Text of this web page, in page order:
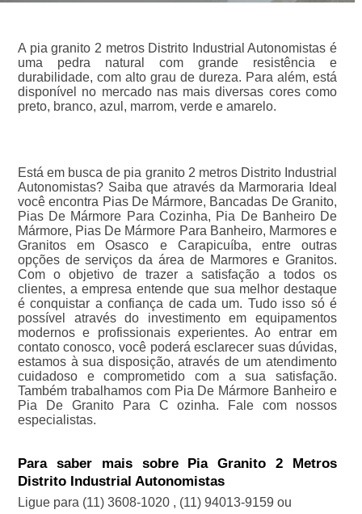
A pia granito 2 metros Distrito Industrial Autonomistas é
uma pedra natural com grande resistência e
durabilidade, com alto grau de dureza. Para além, está
disponível no mercado nas mais diversas cores como
preto, branco, azul, marrom, verde e amarelo.
Está em busca de pia granito 2 metros Distrito Industrial
Autonomistas? Saiba que através da Marmoraria Ideal
você encontra Pias De Mármore, Bancadas De Granito,
Pias De Mármore Para Cozinha, Pia De Banheiro De
Mármore, Pias De Mármore Para Banheiro, Marmores e
Granitos em Osasco e Carapicuíba, entre outras
opções de serviços da área de Marmores e Granitos.
Com o objetivo de trazer a satisfação a todos os
clientes, a empresa entende que sua melhor destaque
é conquistar a confiança de cada um. Tudo isso só é
possível através do investimento em equipamentos
modernos e profissionais experientes. Ao entrar em
contato conosco, você poderá esclarecer suas dúvidas,
estamos à sua disposição, através de um atendimento
cuidadoso e comprometido com a sua satisfação.
Também trabalhamos com Pia De Mármore Banheiro e
Pia De Granito Para C ozinha. Fale com nossos
especialistas.
Para saber mais sobre Pia Granito 2 Metros
Distrito Industrial Autonomistas
Ligue para (11) 3608-1020 , (11) 94013-9159 ou